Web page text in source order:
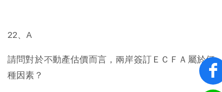
22、A
請問對於不動產估價而言，兩岸簽訂ＥＣＦＡ屬於何
種因素？